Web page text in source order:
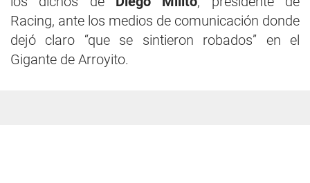
Racing, ante los medios de comunicación donde
dejó claro “que se sintieron robados” en el
Gigante de Arroyito.